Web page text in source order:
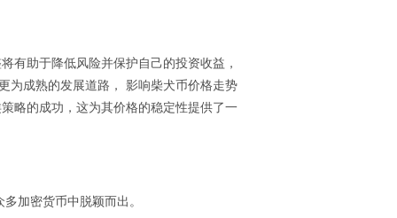
有助于降低风险并保护自己的投资收益，
为成熟的发展道路， 影响柴犬币价格走势
略的成功，这为其价格的稳定性提供了一
多加密货币中脱颖而出。